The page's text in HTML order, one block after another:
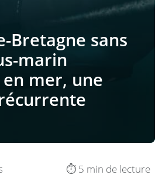
Bretagne sans
marin
en mer, une
⏱️ 5 min de lecture